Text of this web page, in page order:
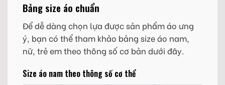
Bảng size áo chuẩn
Để dễ dàng chọn lựa được sản phẩm áo ưng
ý, bạn có thể tham khảo bảng size áo nam,
nữ, trẻ em theo thông số cơ bản dưới đây.
Size áo nam theo thông số cơ thể